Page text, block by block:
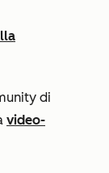
di
video-